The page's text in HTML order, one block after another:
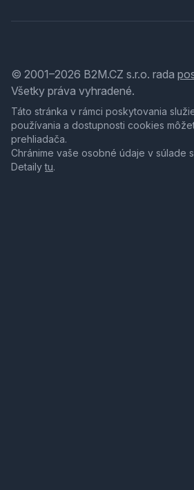
© 2001–2026 B2M.CZ s.r.o. rada
Všetky práva vyhradené.
Táto stránka v rámci poskytovania
používania a dostupnosti cookies
prehliadača.
Chránime vaše osobné údaje v súlade
Detailytu.